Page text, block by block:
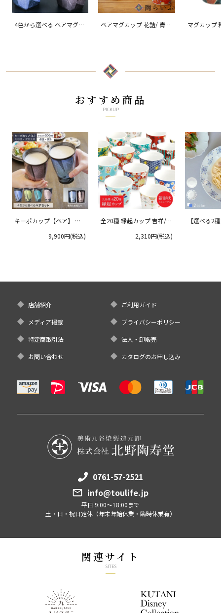
4色から選べる ペアマグカ
ペアマグカップ 花詰/ 青郊
マグカップ
おすすめ商品
PICKUP
キーポカップ【ペア】 ラ
9,900円(税込)
全20種 縁起カップ 吉祥/青
2,310円(税込)
【選べる2
店舗紹介 ご利用ガイド
メディア掲載 プライバシーポリシー
特定商取引法 法人・卸販売
お問い合わせ カタログのお申し込み
0761-57-2521
info@toulife.jp
平日 9:00～18:00まで
土・日・祝日定休（年末年始休業・臨時休業有）
関連サイト
SITES